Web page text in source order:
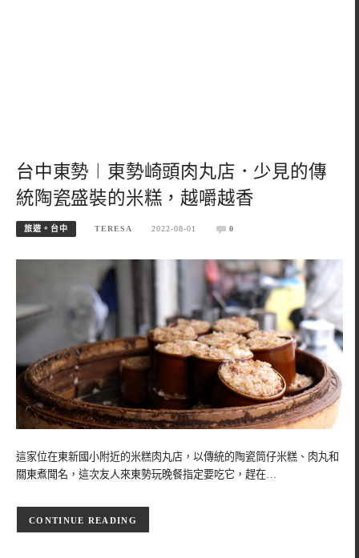
台中東勢︱東勢崎頭肉丸店．少見的傳
統陶瓷盛裝的米糕，越嚼越香
旅遊。台中 TERESA 2022-08-01 0
這家位在東新國小附近的米糕肉丸店，以傳統的陶瓷筒仔米糕、肉丸和
關東煮聞名，這次友人來東勢玩晚餐指定要吃它，趕在…
CONTINUE READING